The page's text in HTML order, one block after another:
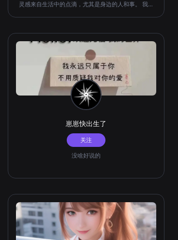
灵感来自生活中的点滴，尤其是身边的人和事。 我热
加灵活和多样化。 我擅长创作卡通、插画、人物等各
种类型的作品。我也喜欢与其他艺术家和创作者交流，
分享彼此的创作经验和灵感。 我希望我的作品可以给
大家带来快乐和启发，让大家感受到生活的美好和多
崽崽快出生了
关注
没啥好说的